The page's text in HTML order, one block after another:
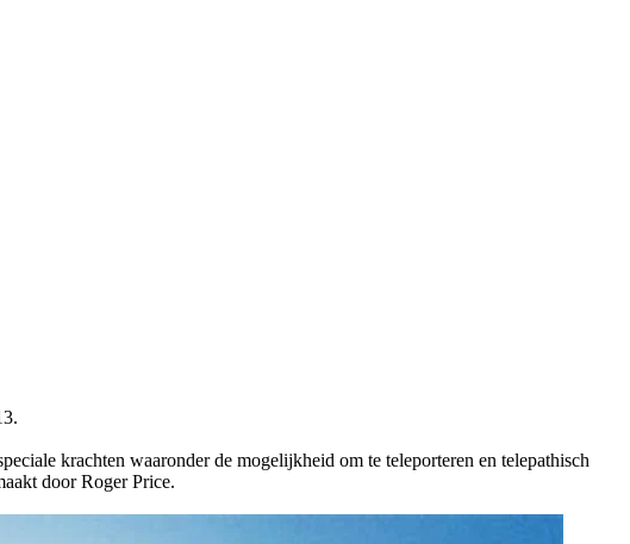
krachten waaronder de mogelijkheid om te teleporteren en telepathisch
door Roger Price.